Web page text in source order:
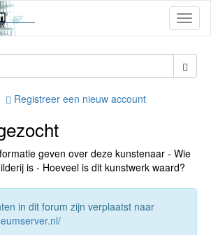
Registreer een nieuw account
geven over deze kunstenaar - Wie
is - Hoeveel is dit kunstwerk waard?
in dit forum zijn verplaatst naar